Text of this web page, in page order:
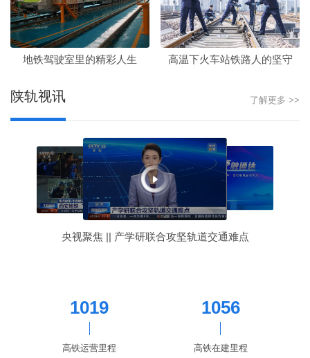
地铁驾驶室里的精彩人生 高温下火车站铁路人的坚守
陕轨视讯 了解更多 >>
央视聚焦 || 产学研联合攻坚轨道交通难点
1019
高铁运营里程
1056
高铁在建里程